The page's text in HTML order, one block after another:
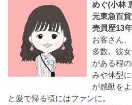
めぐ(小林
元東急百
売員歴13
お客さん
多数。彼
がある程
みや体型
が感動を
と愛で帰る頃にはファンに。